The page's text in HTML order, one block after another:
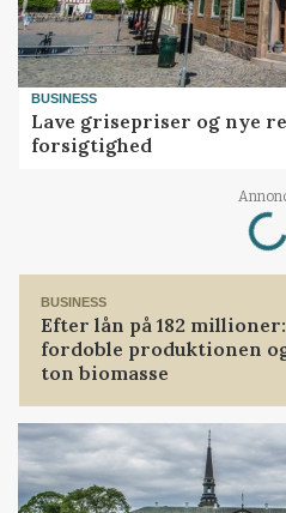
BUSINESS
Lave grisepriser og nye
forsigtighed
BUSINESS
Efter lån på 182
fordoble produktionen
ton biomasse